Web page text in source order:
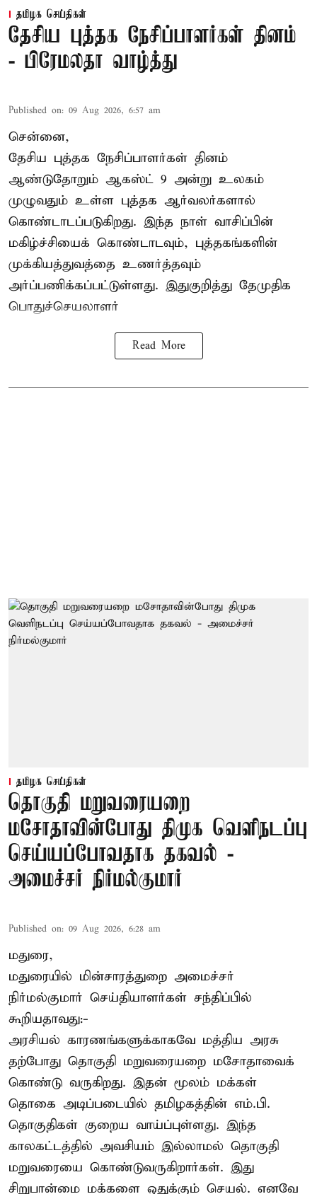
தமிழக செய்திகள்
தேசிய புத்தக நேசிப்பாளர்கள் தினம்
- பிரேமலதா வாழ்த்து
Published on: 09 Aug 2026, 6:57 am
சென்னை,
தேசிய புத்தக நேசிப்பாளர்கள் தினம்
ஆண்டுதோறும் ஆகஸ்ட் 9 அன்று உலகம்
முழுவதும் உள்ள புத்தக ஆர்வலர்களால்
கொண்டாடப்படுகிறது. இந்த நாள் வாசிப்பின்
மகிழ்ச்சியைக் கொண்டாடவும், புத்தகங்களின்
முக்கியத்துவத்தை உணர்த்தவும்
அர்ப்பணிக்கப்பட்டுள்ளது. இதுகுறித்து தேமுதிக
பொதுச்செயலாளர்
Read More
தமிழக செய்திகள்
தொகுதி மறுவரையறை
மசோதாவின்போது திமுக வெளிநடப்பு
செய்யப்போவதாக தகவல் -
அமைச்சர் நிர்மல்குமார்
Published on: 09 Aug 2026, 6:28 am
மதுரை,
மதுரையில் மின்சாரத்துறை அமைச்சர்
நிர்மல்குமார் செய்தியாளர்கள் சந்திப்பில்
கூறியதாவது:-
அரசியல் காரணங்களுக்காகவே மத்திய அரசு
தற்போது தொகுதி மறுவரையறை மசோதாவைக்
கொண்டு வருகிறது. இதன் மூலம் மக்கள்
தொகை அடிப்படையில் தமிழகத்தின் எம்.பி.
தொகுதிகள் குறைய வாய்ப்புள்ளது. இந்த
காலகட்டத்தில் அவசியம் இல்லாமல் தொகுதி
மறுவரையை கொண்டுவருகிறார்கள். இது
சிறுபான்மை மக்களை ஒதுக்கும் செயல். எனவே